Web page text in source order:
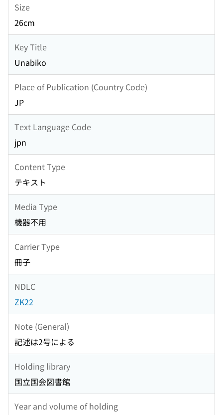
Size
26cm
Key Title
Unabiko
Place of Publication (Country Code)
JP
Text Language Code
jpn
Content Type
テキスト
Media Type
機器不用
Carrier Type
冊子
NDLC
ZK22
Note (General)
記述は2号による
Holding library
国立国会図書館
Year and volume of holding